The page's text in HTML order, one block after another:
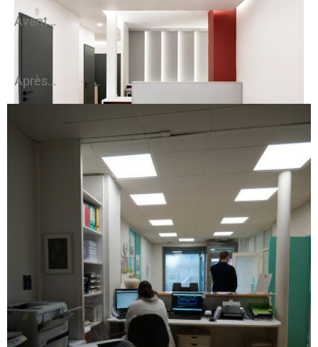
Avant…
Après…